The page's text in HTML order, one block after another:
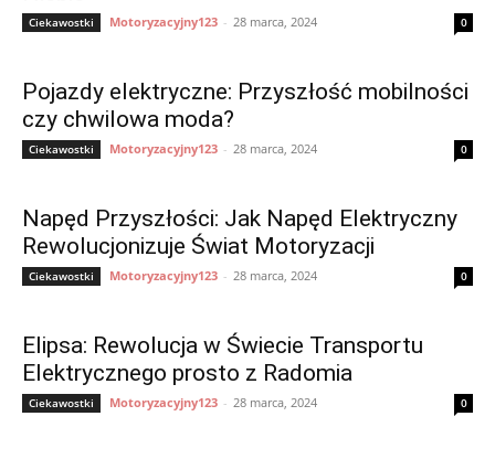
Ciekawostki Motoryzacyjny123 - 28 marca, 2024 0
Pojazdy elektryczne: Przyszłość mobilności
czy chwilowa moda?
Ciekawostki Motoryzacyjny123 - 28 marca, 2024 0
Napęd Przyszłości: Jak Napęd Elektryczny
Rewolucjonizuje Świat Motoryzacji
Ciekawostki Motoryzacyjny123 - 28 marca, 2024 0
Elipsa: Rewolucja w Świecie Transportu
Elektrycznego prosto z Radomia
Ciekawostki Motoryzacyjny123 - 28 marca, 2024 0